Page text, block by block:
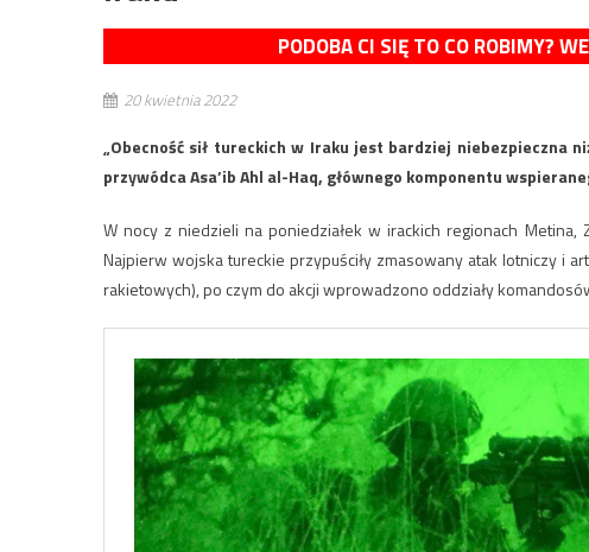
PODOBA CI SIĘ TO CO ROBIMY?
20 kwietnia 2022
„Obecność sił tureckich w Iraku jest bardziej niebezpieczna
przywódca Asa’ib Ahl al-Haq, głównego komponentu
W nocy z niedzieli na poniedziałek w irackich regionach Metina,
Najpierw wojska tureckie przypuściły zmasowany atak lotniczy i
rakietowych), po czym do akcji wprowadzono oddziały